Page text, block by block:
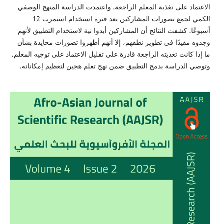
الاعتماد على تغذية المعلم الراجعة. واعتمدت الدراسة المنهج الوصفي
الكمي لجمع تصورات المشاركين بعد فترة استخدام استمرت 12
أسبوعًا. كشفت النتائج أن المشاركين أبدوا نية لاستخدام التطبيق لأنهم
وجدوه مفيدًا في تطوير نطقهم، إلا أنهم أظهروا تصورات محايدة بشأن
ما إذا كانت تغذيته الراجعة قادرة على تقليل الاعتماد على توجيه المعلم.
وتوصي الدراسة بدمج التطبيق ضمن نهج تعلم هجين لتعظيم إمكاناته.